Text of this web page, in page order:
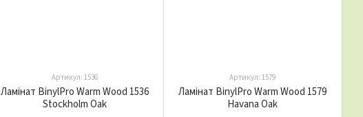
Артикул: 1536
Ламінат BinylPro Warm Wood 1536
Stockholm Oak
Артикул: 1579
Ламінат BinylPro Warm Wood 1579
Havana Oak